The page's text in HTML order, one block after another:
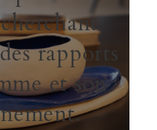
rapports
et son